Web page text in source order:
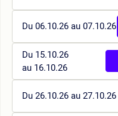
Du 06.10.26 au 07.10.26
Du 15.10.26
au 16.10.26
Du 26.10.26 au 27.10.26